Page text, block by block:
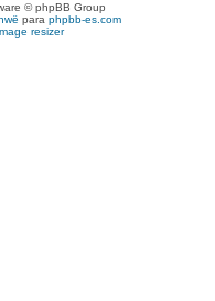
© phpBB Group
para phpbb-es.com
resizer